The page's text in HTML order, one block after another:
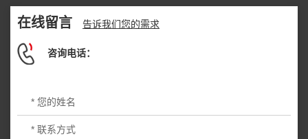
在线留言 告诉我们您的需求
咨询电话：